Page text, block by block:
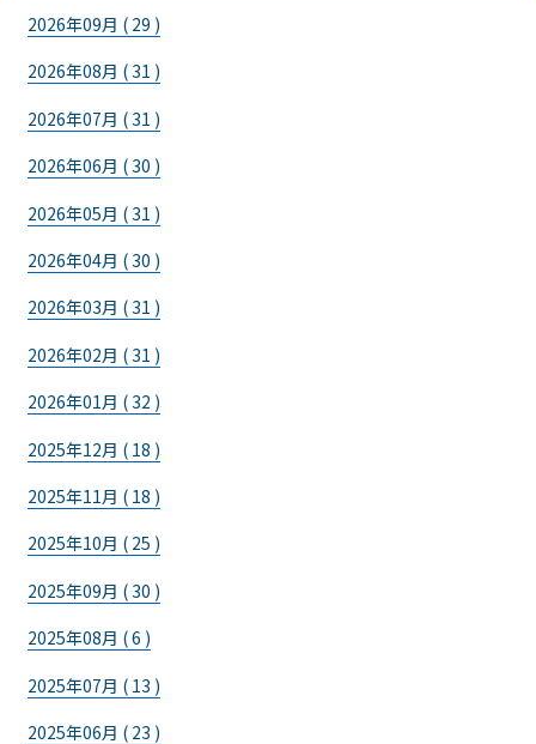
2026年09月 ( 29 )
2026年08月 ( 31 )
2026年07月 ( 31 )
2026年06月 ( 30 )
2026年05月 ( 31 )
2026年04月 ( 30 )
2026年03月 ( 31 )
2026年02月 ( 31 )
2026年01月 ( 32 )
2025年12月 ( 18 )
2025年11月 ( 18 )
2025年10月 ( 25 )
2025年09月 ( 30 )
2025年08月 ( 6 )
2025年07月 ( 13 )
2025年06月 ( 23 )